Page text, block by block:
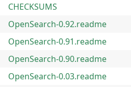
CHECKSUMS
OpenSearch-0.92.readme
OpenSearch-0.91.readme
OpenSearch-0.90.readme
OpenSearch-0.03.readme